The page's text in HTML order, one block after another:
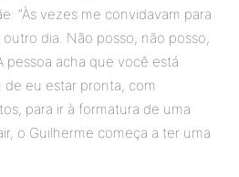
“Às vezes me convidavam para
dia. Não posso, não posso,
pessoa acha que você está
eu estar pronta, com
para ir à formatura de uma
o Guilherme começa a ter uma